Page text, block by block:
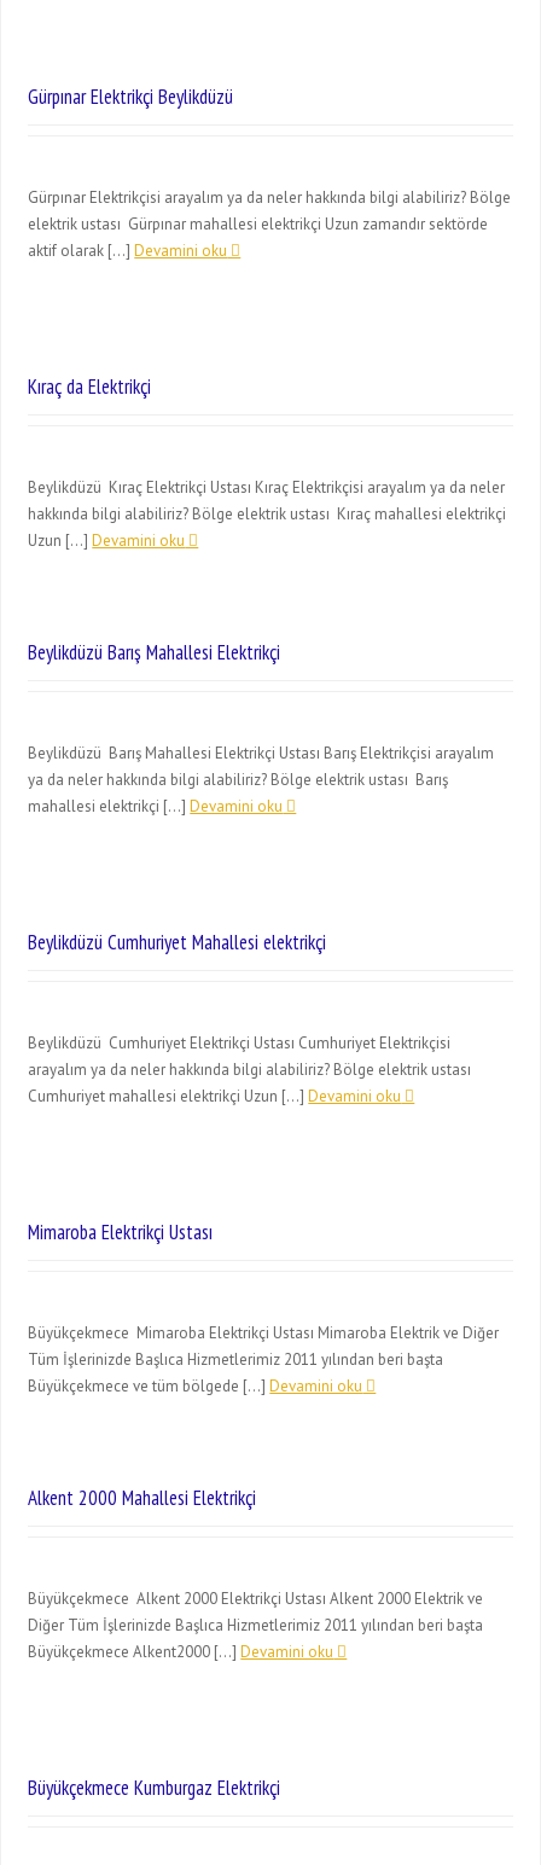
Gürpınar Elektrikçi Beylikdüzü
Gürpınar Elektrikçisi arayalım ya da neler hakkında bilgi alabiliriz? Bölge
elektrik ustası Gürpınar mahallesi elektrikçi Uzun zamandır sektörde
aktif olarak […]Devamini oku
Kıraç da Elektrikçi
Beylikdüzü Kıraç Elektrikçi Ustası Kıraç Elektrikçisi arayalım ya da neler
hakkında bilgi alabiliriz? Bölge elektrik ustası Kıraç mahallesi elektrikçi
Uzun […]Devamini oku
Beylikdüzü Barış Mahallesi Elektrikçi
Beylikdüzü Barış Mahallesi Elektrikçi Ustası Barış Elektrikçisi arayalım
ya da neler hakkında bilgi alabiliriz? Bölge elektrik ustası Barış
mahallesi elektrikçi […]Devamini oku
Beylikdüzü Cumhuriyet Mahallesi elektrikçi
Beylikdüzü Cumhuriyet Elektrikçi Ustası Cumhuriyet Elektrikçisi
arayalım ya da neler hakkında bilgi alabiliriz? Bölge elektrik ustası
Cumhuriyet mahallesi elektrikçi Uzun […]Devamini oku
Mimaroba Elektrikçi Ustası
Büyükçekmece Mimaroba Elektrikçi Ustası Mimaroba Elektrik ve Diğer
Tüm İşlerinizde Başlıca Hizmetlerimiz 2011 yılından beri başta
Büyükçekmece ve tüm bölgede […]Devamini oku
Alkent 2000 Mahallesi Elektrikçi
Büyükçekmece Alkent 2000 Elektrikçi Ustası Alkent 2000 Elektrik ve
Diğer Tüm İşlerinizde Başlıca Hizmetlerimiz 2011 yılından beri başta
Büyükçekmece Alkent2000 […]Devamini oku
Büyükçekmece Kumburgaz Elektrikçi